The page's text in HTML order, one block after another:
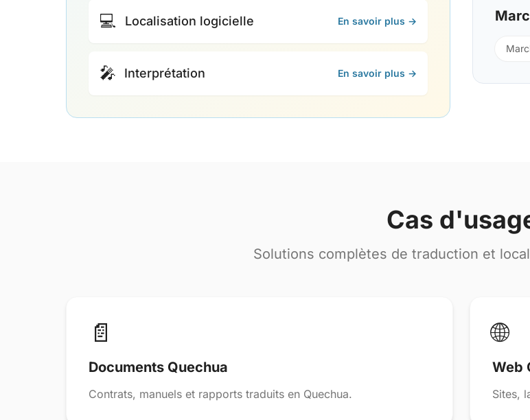
💻 Localisation logicielle En savoir plus →
🎤 Interprétation En savoir plus →
Cas
Solutions complètes de traduction et
📄
Documents Quechua
Contrats, manuels et rapports traduits en Quechua.
🌐
Web
Sites,